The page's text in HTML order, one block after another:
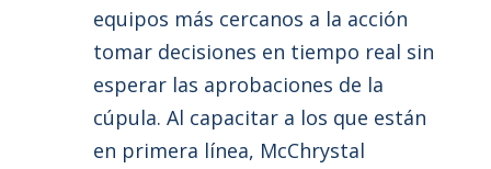
equipos más cercanos a la acción
tomar decisiones en tiempo real sin
esperar las aprobaciones de la
cúpula. Al capacitar a los que están
en primera línea, McChrystal